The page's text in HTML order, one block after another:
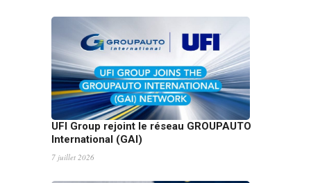
UFI Group rejoint le réseau GROUPAUTO
International (GAI)
7 juillet 2026